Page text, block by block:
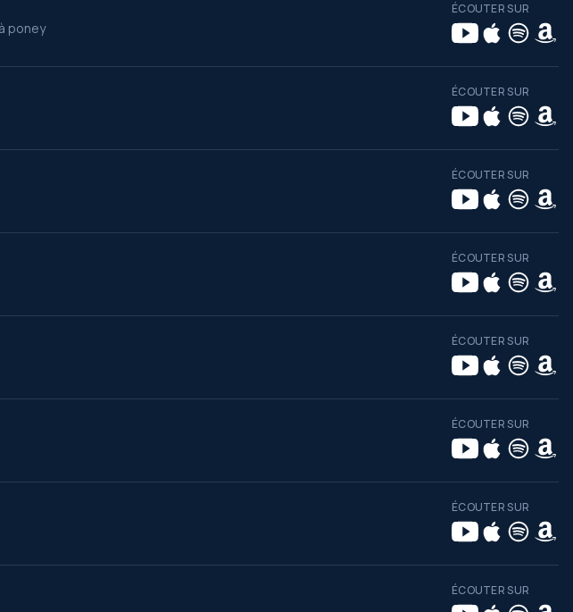
poney
ÉCOUTER SUR
ÉCOUTER SUR
ÉCOUTER SUR
ÉCOUTER SUR
ÉCOUTER SUR
ÉCOUTER SUR
ÉCOUTER SUR
ÉCOUTER SUR